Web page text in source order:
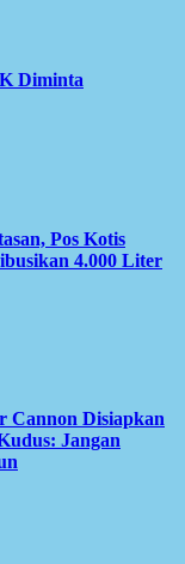
Diminta
Pos Kotis
4.000 Liter
Cannon Disiapkan
Jangan